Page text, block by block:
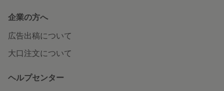
企業の方へ
広告出稿について
大口注文について
ヘルプセンター